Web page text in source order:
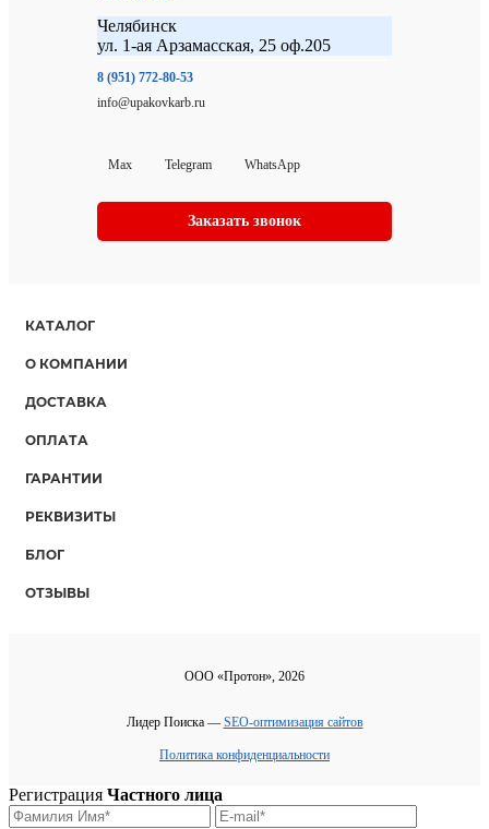
Челябинск
ул. 1-ая Арзамасская, 25 оф.205
8 (951) 772-80-53
info@upakovkarb.ru
Max Telegram WhatsApp
Заказать звонок
КАТАЛОГ
О КОМПАНИИ
ДОСТАВКА
ОПЛАТА
ГАРАНТИИ
РЕКВИЗИТЫ
БЛОГ
ОТЗЫВЫ
ООО «Протон», 2026
Лидер Поиска — SEO-оптимизация сайтов
Политика конфиденциальности
Регистрация Частного лица